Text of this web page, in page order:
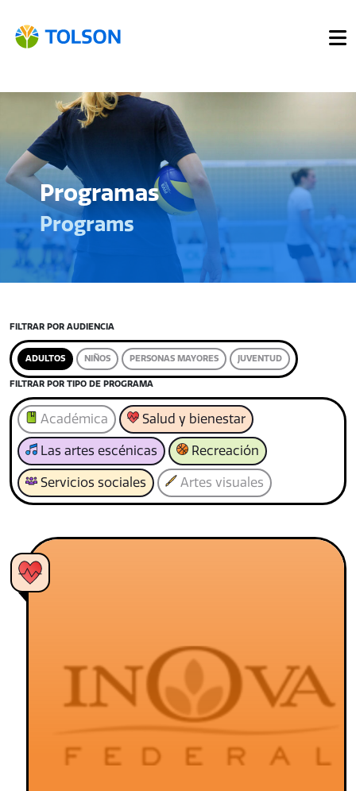
Programas
Programs
FILTRAR POR AUDIENCIA
ADULTOS NIÑOS PERSONAS MAYORES JUVENTUD
FILTRAR POR TIPO DE PROGRAMA
Académica Salud y bienestar
Las artes escénicas Recreación
Servicios sociales Artes visuales